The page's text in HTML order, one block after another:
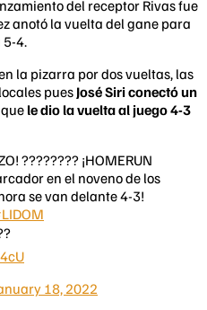
del receptor Rivas fue
anotó la vuelta del gane para
5-4.
la pizarra por dos vueltas, las
pues José Siri conectó un
le dio la vuelta al juego 4-3
???????? ¡HOMERUN
en el noveno de los
se van delante 4-3!
18, 2022